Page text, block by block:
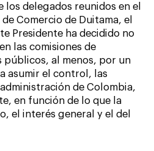
los delegados reunidos en el
Comercio de Duitama, el
Presidente ha decidido no
las comisiones de
públicos, al menos, por un
asumir el control, las
de Colombia,
en función de lo que la
el interés general y el del